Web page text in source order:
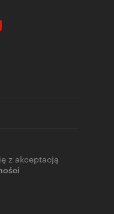
z akceptacją